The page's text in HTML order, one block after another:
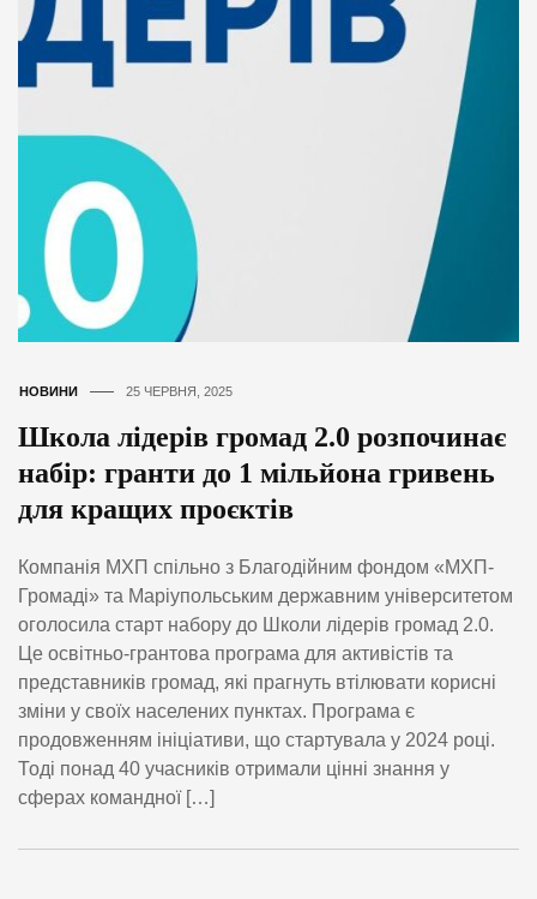
НОВИНИ 25 ЧЕРВНЯ, 2025
Школа лідерів громад 2.0 розпочинає
набір: гранти до 1 мільйона гривень
для кращих проєктів
Компанія МХП спільно з Благодійним фондом «МХП-
Громаді» та Маріупольським державним університетом
оголосила старт набору до Школи лідерів громад 2.0.
Це освітньо-грантова програма для активістів та
представників громад, які прагнуть втілювати корисні
зміни у своїх населених пунктах. Програма є
продовженням ініціативи, що стартувала у 2024 році.
Тоді понад 40 учасників отримали цінні знання у
сферах командної […]